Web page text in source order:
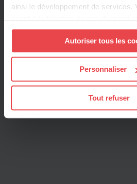
ainsi le développement de services.
Vous pouvez modifier ou retirer
tout moment en consultant la
cookies ou en cliquant sur l'icône de
géographique qui peuvent être
Autoriser tous les
Personnaliser
Tout refuser